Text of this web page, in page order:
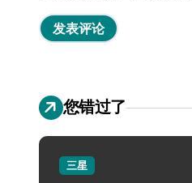
您错过了
三星